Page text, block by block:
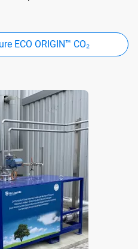
ECO ORIGIN™ CO₂